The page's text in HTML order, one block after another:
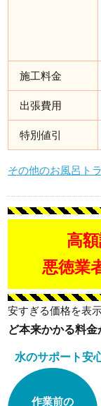
施工料金
出張費用
特別値引
その他のお風呂ト
高
悪徳業
安すぎる価格を表
ど本来かかる料
水のサポート安
作業前の